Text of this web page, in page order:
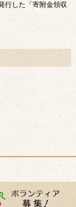
行した「寄附金領収